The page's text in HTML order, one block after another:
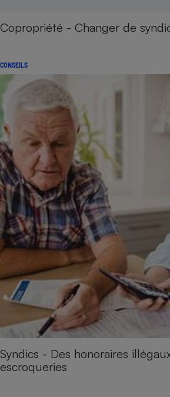
Copropriété - Changer de
CONSEILS
Syndics - Des honoraires
escroqueries